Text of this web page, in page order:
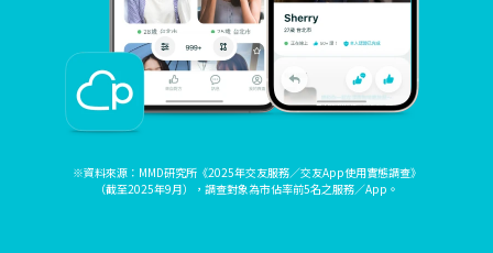
※資料來源：MMD研究所《2025年交友服務／交友App使用實態調查》
（截至2025年9月），調查對象為市佔率前5名之服務／App。